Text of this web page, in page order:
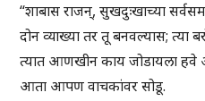
“शाबास राजन्, सुखदुःखाच्या
दोन व्याख्या तर तू बनवल्यास; त्या
त्यात आणखीन काय जोडायला
आता आपण वाचकांवर सोडू.